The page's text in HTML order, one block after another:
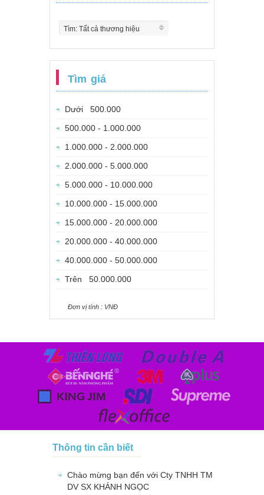
Tìm: Tất cả thương hiệu
Tìm giá
Dưới 500.000
500.000 - 1.000.000
1.000.000 - 2.000.000
2.000.000 - 5.000.000
5.000.000 - 10.000.000
10.000.000 - 15.000.000
15.000.000 - 20.000.000
20.000.000 - 40.000.000
40.000.000 - 50.000.000
Trên 50.000.000
Ðơn vị tính : VNÐ
Thông tin cần biết
Chào mừng bạn đến với Cty TNHH TM
DV SX KHÁNH NGỌC